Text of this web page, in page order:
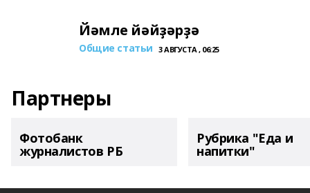
Йәмле йәйҙәрҙә
Общие статьи 3 АВГУСТА , 06:25
Партнеры
Фотобанк
журналистов РБ
Рубрика "Еда и
напитки"